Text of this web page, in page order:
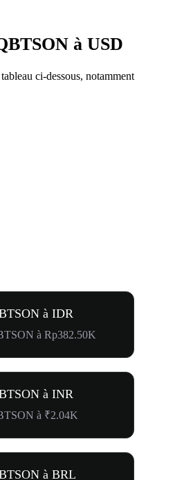
à USD
ci-dessous, notamment
à IDR
à Rp382.50K
à INR
à ₹2.04K
à BRL